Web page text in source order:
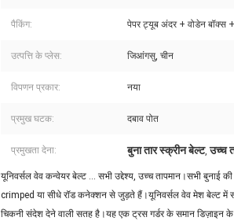
पैकिंग: पेपर ट्यूब अंदर + वोडेन बॉक्स
उत्पत्ति के प्लेस: जिआंगसु, चीन
विपणन प्रकार: नया
प्रमुख घटक: दबाव पोत
प्रमुखता देना: बुना तार स्क्रीन बेल्ट,उच्च
यूनिवर्सल वेव कन्वेयर बेल्ट ... सभी उद्देश्य, उच्च तापमान।सभी बुनाई
crimped या सीधे रॉड कनेक्शन से जुड़ते हैं।यूनिवर्सल वेव मेश बेल्ट में
चिकनी संदेश देने वाली सतह है।यह एक ट्रस गर्डर के समान डिज़ाइन